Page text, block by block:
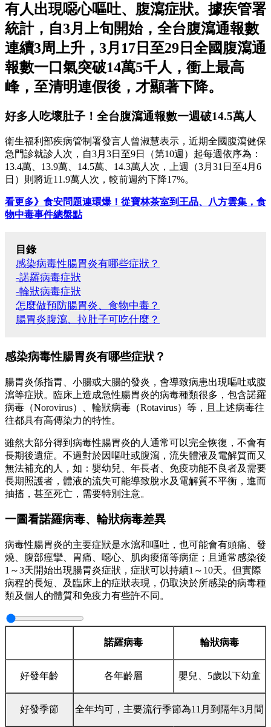
有人出現噁心嘔吐、腹瀉症狀。據疾管署
統計，自3月上旬開始，全台腹瀉通報數
連續3周上升，3月17日至29日全國腹瀉通
報數一口氣突破14萬5千人，衝上最高
峰，至清明連假後，才顯著下降。
好多人吃壞肚子！全台腹瀉通報數一週破14.5萬人
衛生福利部疾病管制署發言人曾淑慧表示，近期全國腹瀉健保
急門診就診人次，自3月3日至9日（第10週）起每週依序為：
13.4萬、13.9萬、14.5萬、14.3萬人次，上週（3月31日至4月6
日）則將近11.9萬人次，較前週約下降17%。
看更多》食安問題連環爆！從寶林茶室到王品、八方雲集，食
物中毒事件總盤點
目錄
感染病毒性腸胃炎有哪些症狀？
-諾羅病毒症狀
-輪狀病毒症狀
怎麼做預防腸胃炎、食物中毒？
腸胃炎腹瀉、拉肚子可吃什麼？
感染病毒性腸胃炎有哪些症狀？
腸胃炎係指胃、小腸或大腸的發炎，會導致病患出現嘔吐或腹
瀉等症狀。臨床上造成急性腸胃炎的病毒種類很多，包含諾羅
病毒（Norovirus）、輪狀病毒（Rotavirus）等，且上述病毒往
往都具有高傳染力的特性。
雖然大部分得到病毒性腸胃炎的人通常可以完全恢復，不會有
長期後遺症。不過對於因嘔吐或腹瀉，流失體液及電解質而又
無法補充的人，如：嬰幼兒、年長者、免疫功能不良者及需要
長期照護者，體液的流失可能導致脫水及電解質不平衡，進而
抽搐，甚至死亡，需要特別注意。
一圖看諾羅病毒、輪狀病毒差異
病毒性腸胃炎的主要症狀是水瀉和嘔吐，也可能會有頭痛、發
燒、腹部痙攣、胃痛、噁心、肌肉痠痛等病症；且通常感染後
1～3天開始出現腸胃炎症狀，症狀可以持續1～10天。但實際
病程的長短、及臨床上的症狀表現，仍取決於所感染的病毒種
類及個人的體質和免疫力有些許不同。
諾羅病毒 輪狀病毒
好發年齡 各年齡層 嬰兒、5歲以下幼童
好發季節 全年均可，主要流行季節為11月到隔年3月間